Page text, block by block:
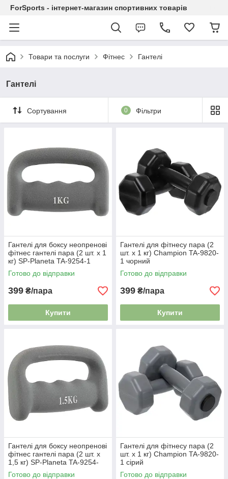
ForSports - інтернет-магазин спортивних товарів
Товари та послуги Фітнес Гантелі
Гантелі
Сортування 0 Фільтри
Гантелі для боксу неопренові
фітнес гантелі пара (2 шт. х 1
кг) SP-Planeta TA-9254-1
Готово до відправки
399 ₴/пара
Купити
Гантелі для фітнесу пара (2
шт. х 1 кг) Champion TA-9820-
1 чорний
Готово до відправки
399 ₴/пара
Купити
Гантелі для боксу неопренові
фітнес гантелі пара (2 шт. х
1,5 кг) SP-Planeta TA-9254-
1_5
Готово до відправки
Гантелі для фітнесу пара (2
шт. х 1 кг) Champion TA-9820-
1 сірий
Готово до відправки